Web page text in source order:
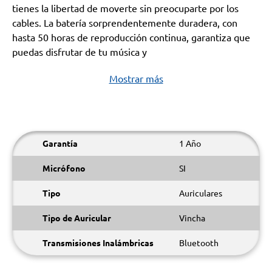
tienes la libertad de moverte sin preocuparte por los
cables. La batería sorprendentemente duradera, con
hasta 50 horas de reproducción continua, garantiza que
puedas disfrutar de tu música y
Mostrar más
Garantía 1 Año
Micrófono SI
Tipo Auriculares
Tipo de Auricular Vincha
Transmisiones Inalámbricas Bluetooth